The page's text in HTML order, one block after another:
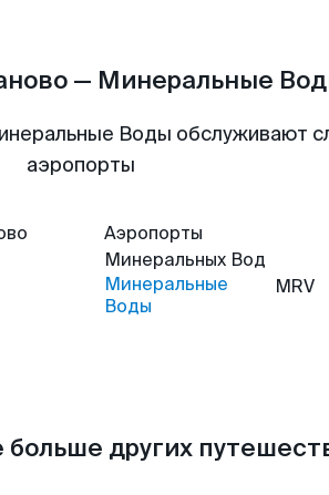
— Минеральные
Воды обслуживают
аэропорты
Аэропорты
Минеральных Вод
Минеральные
Воды
MRV
больше других